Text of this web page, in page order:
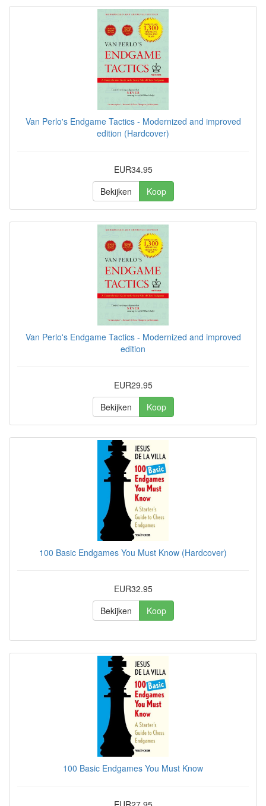
Van Perlo's Endgame Tactics - Modernized and improved
edition (Hardcover)
EUR34.95
Bekijken
Koop
Van Perlo's Endgame Tactics - Modernized and improved
edition
EUR29.95
Bekijken
Koop
100 Basic Endgames You Must Know (Hardcover)
EUR32.95
Bekijken
Koop
100 Basic Endgames You Must Know